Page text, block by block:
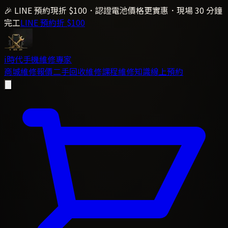
🎉 LINE 預約現折 $100．認證電池價格更實惠．現場 30 分鐘
完工LINE 預約折 $100
i時代手機維修專家
商城維修報價二手回收維修課程維修知識線上預約